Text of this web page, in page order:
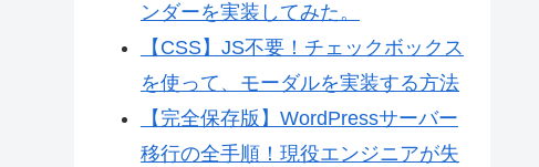
ンダーを実装してみた。
【CSS】JS不要！チェックボックス
を使って、モーダルを実装する方法
【完全保存版】WordPressサーバー
移行の全手順！現役エンジニアが失